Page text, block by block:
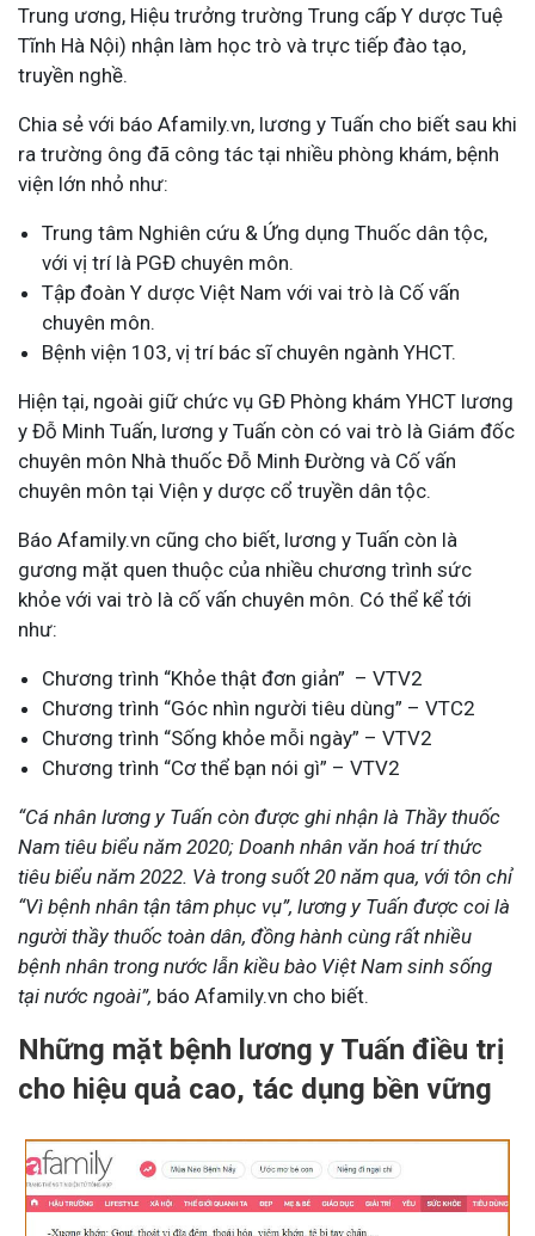
Trung ương, Hiệu trưởng trường Trung cấp Y dược Tuệ
Tĩnh Hà Nội) nhận làm học trò và trực tiếp đào tạo,
truyền nghề.
Chia sẻ với báo Afamily.vn, lương y Tuấn cho biết sau khi
ra trường ông đã công tác tại nhiều phòng khám, bệnh
viện lớn nhỏ như:
Trung tâm Nghiên cứu & Ứng dụng Thuốc dân tộc,
với vị trí là PGĐ chuyên môn.
Tập đoàn Y dược Việt Nam với vai trò là Cố vấn
chuyên môn.
Bệnh viện 103, vị trí bác sĩ chuyên ngành YHCT.
Hiện tại, ngoài giữ chức vụ GĐ Phòng khám YHCT lương
y Đỗ Minh Tuấn, lương y Tuấn còn có vai trò là Giám đốc
chuyên môn Nhà thuốc Đỗ Minh Đường và Cố vấn
chuyên môn tại Viện y dược cổ truyền dân tộc.
Báo Afamily.vn cũng cho biết, lương y Tuấn còn là
gương mặt quen thuộc của nhiều chương trình sức
khỏe với vai trò là cố vấn chuyên môn. Có thể kể tới
như:
Chương trình “Khỏe thật đơn giản” – VTV2
Chương trình “Góc nhìn người tiêu dùng” – VTC2
Chương trình “Sống khỏe mỗi ngày” – VTV2
Chương trình “Cơ thể bạn nói gì” – VTV2
“Cá nhân lương y Tuấn còn được ghi nhận là Thầy thuốc
Nam tiêu biểu năm 2020; Doanh nhân văn hoá trí thức
tiêu biểu năm 2022. Và trong suốt 20 năm qua, với tôn chỉ
“Vì bệnh nhân tận tâm phục vụ”, lương y Tuấn được coi là
người thầy thuốc toàn dân, đồng hành cùng rất nhiều
bệnh nhân trong nước lẫn kiều bào Việt Nam sinh sống
tại nước ngoài”, báo Afamily.vn cho biết.
Những mặt bệnh lương y Tuấn điều trị
cho hiệu quả cao, tác dụng bền vững